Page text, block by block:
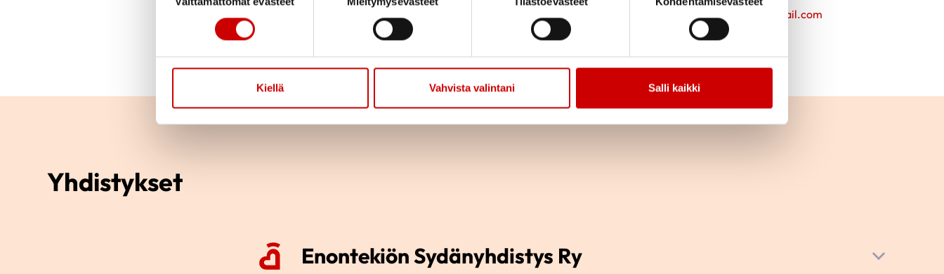
Kiellä Vahvista valintani Salli kaikki
alli.riipi@gmail.com
Yhdistykset
Enontekiön Sydänyhdistys Ry